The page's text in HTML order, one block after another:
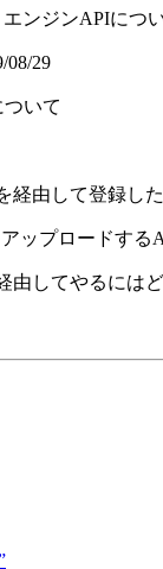
ンジンAPIにつ
08/29
いて
由して登録し
ップロードす
由してやるには